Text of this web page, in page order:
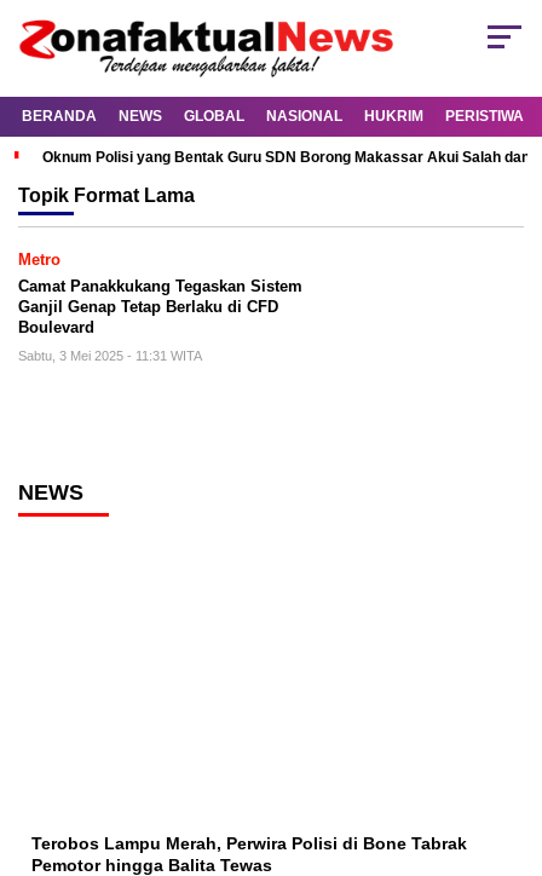
BERANDA NEWS GLOBAL NASIONAL HUKRIM PERISTIWA
Oknum Polisi yang Bentak Guru SDN Borong Makassar Akui Salah dan
Topik Format Lama
Metro
Camat Panakkukang Tegaskan Sistem
Ganjil Genap Tetap Berlaku di CFD
Boulevard
Sabtu, 3 Mei 2025 - 11:31 WITA
NEWS
Terobos Lampu Merah, Perwira Polisi di Bone Tabrak
Pemotor hingga Balita Tewas